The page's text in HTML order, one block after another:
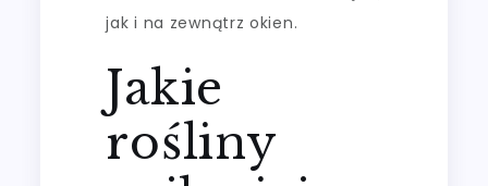
jak i na zewnątrz okien.
Jakie
rośliny